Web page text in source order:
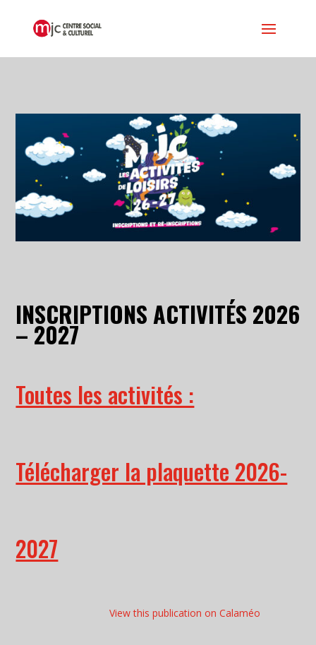
INSCRIPTIONS ACTIVITÉS 2026
– 2027
Toutes les activités :
Télécharger la plaquette 2026-
2027
View this publication on Calaméo